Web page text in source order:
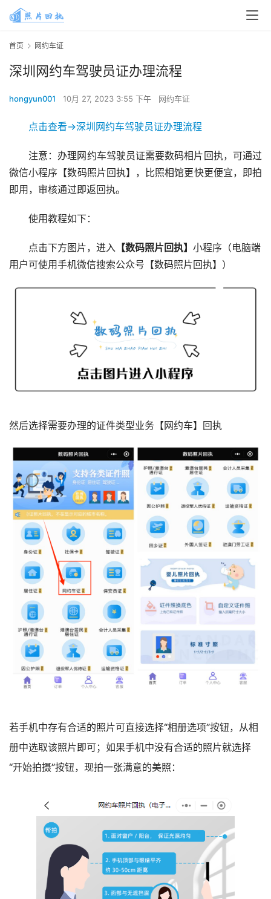
首页 网约车证
深圳网约车驾驶员证办理流程
hongyun001 10月 27, 2023 3:55 下午 网约车证
点击查看->深圳网约车驾驶员证办理流程
注意：办理网约车驾驶员证需要数码相片回执，可通过
微信小程序【数码照片回执】，比照相馆更快更便宜，即拍
即用，审核通过即返回执。
使用教程如下：
点击下方图片，进入 【数码照片回执】 小程序（电脑端
用户可使用手机微信搜索公众号【数码照片回执】）
然后选择需要办理的证件类型业务【网约车】回执
若手机中存有合适的照片可直接选择“相册选项”按钮，从相
册中选取该照片即可；如果手机中没有合适的照片就选择
“开始拍摄”按钮，现拍一张满意的美照：